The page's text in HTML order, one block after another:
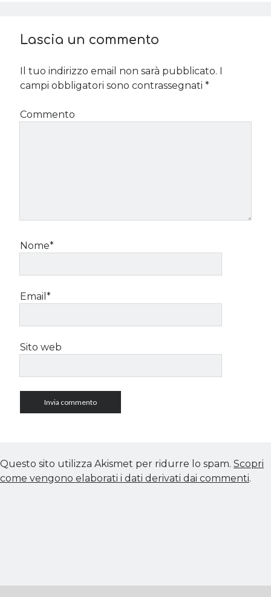
Lascia un commento
Il tuo indirizzo email non sarà pubblicato. I
campi obbligatori sono contrassegnati*
Commento
Nome*
Email*
Sito web
Questo sito utilizza Akismet per ridurre lo spam. Scopri
come vengono elaborati i dati derivati dai commenti.